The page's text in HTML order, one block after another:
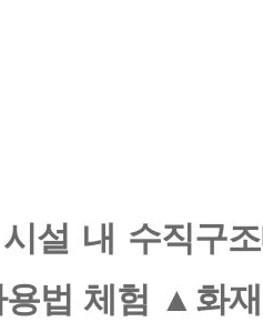
설 내 수직구
용법 체험 ▲화